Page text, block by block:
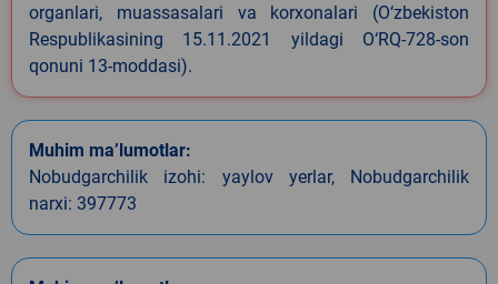
organlari, muassasalari va korxonalari (O‘zbekiston
Respublikasining 15.11.2021 yildagi O‘RQ-728-son
qonuni 13-moddasi).
Muhim ma’lumotlar:
Nobudgarchilik izohi: yaylov yerlar, Nobudgarchilik
narxi: 397773